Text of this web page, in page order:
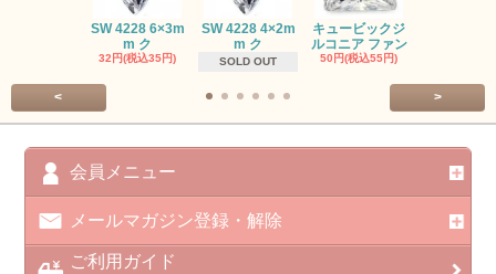
SW 4228 6×3m
m ク
32円(税込35円)
SW 4228 4×2m
m ク
SOLD OUT
キュービックジ
ルコニア ファン
50円(税込55円)
< >
会員メニュー
メールマガジン登録・解除
ご利用ガイド